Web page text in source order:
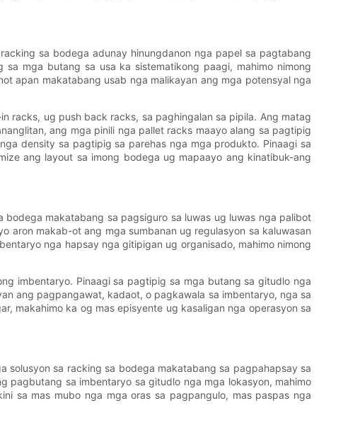
sa bodega adunay hinungdanon nga papel sa pagtabang
mga butang sa usa ka sistematikong paagi, mahimo nimong
apan makatabang usab nga malikayan ang mga potensyal nga
racks, ug push back racks, sa paghingalan sa pipila. Ang matag
ang mga pinili nga pallet racks maayo alang sa pagtipig
density sa pagtipig sa parehas nga mga produkto. Pinaagi sa
ang layout sa imong bodega ug mapaayo ang kinatibuk-ang
makatabang sa pagsiguro sa luwas ug luwas nga palibot
aron makab-ot ang mga sumbanan ug regulasyon sa kaluwasan
nga hapsay nga gitipigan ug organisado, mahimo nimong
imbentaryo. Pinaagi sa pagtipig sa mga butang sa gitudlo nga
ang pagpangawat, kadaot, o pagkawala sa imbentaryo, nga sa
makahimo ka og mas episyente ug kasaligan nga operasyon sa
solusyon sa racking sa bodega makatabang sa pagpahapsay sa
pagbutang sa imbentaryo sa gitudlo nga mga lokasyon, mahimo
sa mas mubo nga mga oras sa pagpangulo, mas paspas nga